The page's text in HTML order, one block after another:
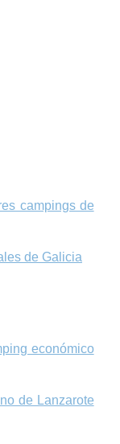
campings de
de Galicia
económico
de Lanzarote